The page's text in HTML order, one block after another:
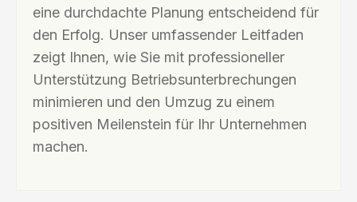
eine durchdachte Planung entscheidend für
den Erfolg. Unser umfassender Leitfaden
zeigt Ihnen, wie Sie mit professioneller
Unterstützung Betriebsunterbrechungen
minimieren und den Umzug zu einem
positiven Meilenstein für Ihr Unternehmen
machen.